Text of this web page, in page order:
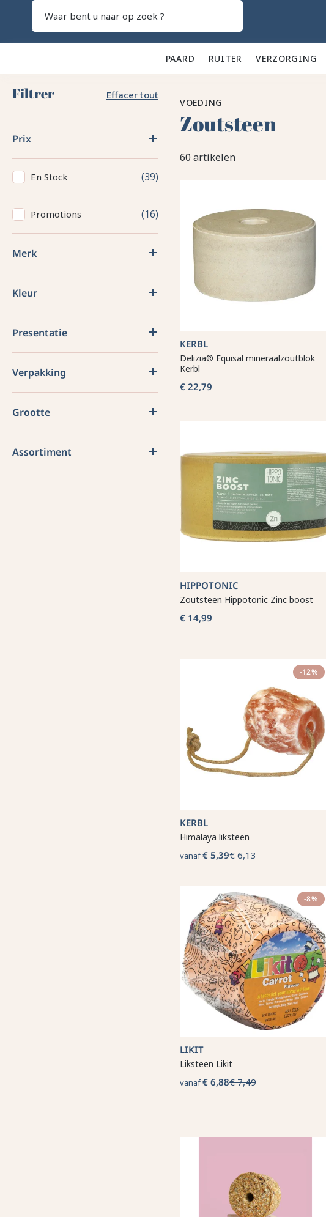
PAARD 🐎 RUITER 👕VERZORGING 🪮
Filtrer Effacer tout
Prix
En Stock 39
Promotions 16
Merk
Kleur
Presentatie
Verpakking
Grootte
Assortiment
VOEDING
Zoutsteen
60 artikelen
KERBL
Delizia® Equisal mineraalzoutblok
Kerbl
€ 22,79
HIPPOTONIC
Zoutsteen Hippotonic Zinc boost
€ 14,99
-12%
KERBL
Himalaya liksteen
vanaf€ 5,39€ 6,13
-8%
LIKIT
Liksteen Likit
vanaf€ 6,88€ 7,49